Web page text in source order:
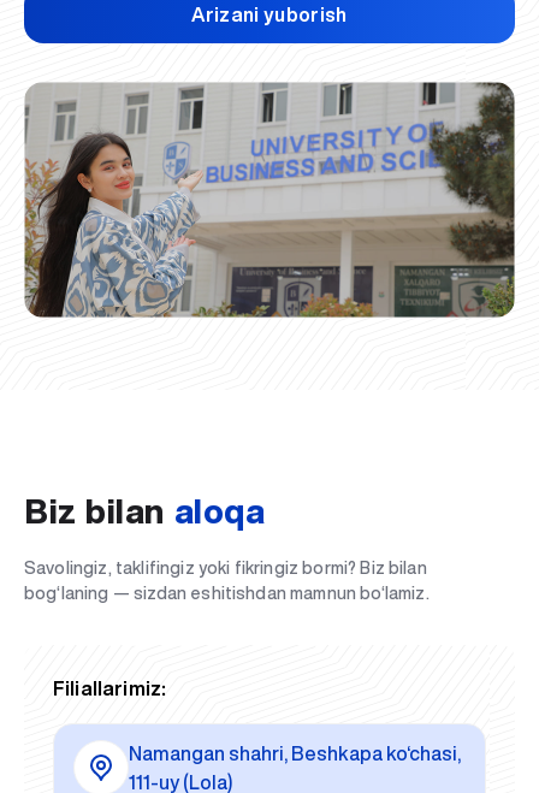
Arizani yuborish
Biz bilan aloqa
Savolingiz, taklifingiz yoki fikringiz bormi? Biz bilan
bog‘laning — sizdan eshitishdan mamnun bo‘lamiz.
Filiallarimiz:
Namangan shahri, Beshkapa ko‘chasi,
111-uy (Lola)